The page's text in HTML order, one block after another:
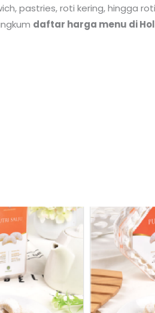
pastries, roti kering, hingga
daftar harga menu di